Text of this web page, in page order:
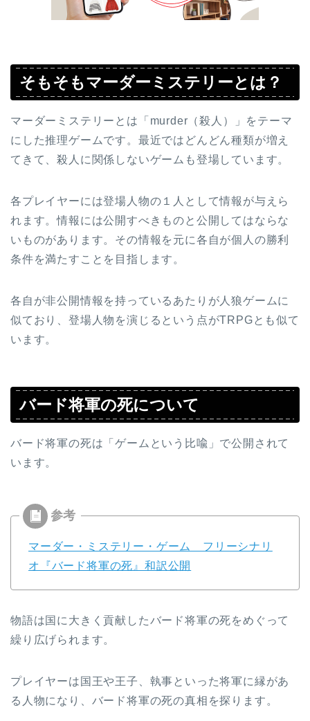
そもそもマーダーミステリーとは？
マーダーミステリーとは「murder（殺人）」をテーマ
にした推理ゲームです。最近ではどんどん種類が増え
てきて、殺人に関係しないゲームも登場しています。
各プレイヤーには登場人物の１人として情報が与えら
れます。情報には公開すべきものと公開してはならな
いものがあります。その情報を元に各自が個人の勝利
条件を満たすことを目指します。
各自が非公開情報を持っているあたりが人狼ゲームに
似ており、登場人物を演じるという点がTRPGとも似て
います。
バード将軍の死について
バード将軍の死は「ゲームという比喩」で公開されて
います。
マーダー・ミステリー・ゲーム フリーシナリ
オ『バード将軍の死』和訳公開
物語は国に大きく貢献したバード将軍の死をめぐって
繰り広げられます。
プレイヤーは国王や王子、執事といった将軍に縁があ
る人物になり、バード将軍の死の真相を探ります。